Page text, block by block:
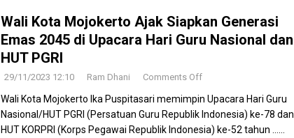
Wali Kota Mojokerto Ajak Siapkan Generasi
Emas 2045 di Upacara Hari Guru Nasional dan
HUT PGRI
29/11/2023 12:10 Ram Dhani Comments Off
Wali Kota Mojokerto Ika Puspitasari memimpin Upacara Hari Guru
Nasional/HUT PGRI (Persatuan Guru Republik Indonesia) ke-78 dan
HUT KORPRI (Korps Pegawai Republik Indonesia) ke-52 tahun